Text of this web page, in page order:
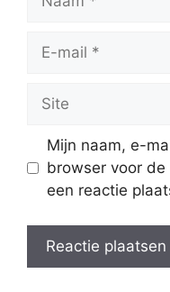
Site
Mijn naam, e-
browser voor
een reactie